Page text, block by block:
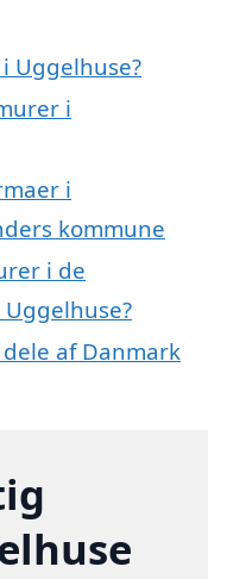
Uggelhuse?
i
i
kommune
i de
af Danmark